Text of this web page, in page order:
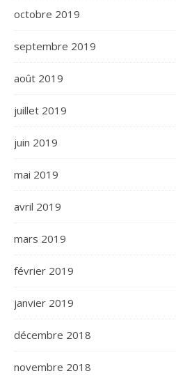
octobre 2019
septembre 2019
août 2019
juillet 2019
juin 2019
mai 2019
avril 2019
mars 2019
février 2019
janvier 2019
décembre 2018
novembre 2018